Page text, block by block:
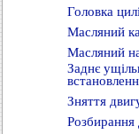
Головка
Масляний
Масляний
Заднє
Зняття
Розбирання